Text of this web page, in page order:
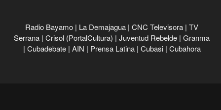
Radio Bayamo | La Demajagua | CNC Televisora | TV
Serrana | Crisol (PortalCultura) | Juventud Rebelde | Granma
| Cubadebate | AIN | Prensa Latina | Cubasi | Cubahora